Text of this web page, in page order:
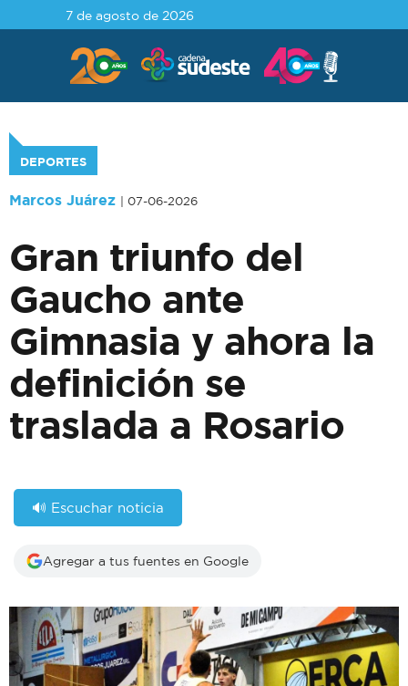
7 de agosto de 2026
DEPORTES
Marcos Juárez | 07-06-2026
Gran triunfo del
Gaucho ante
Gimnasia y ahora la
definición se
traslada a Rosario
🔊 Escuchar noticia
Agregar a tus fuentes en Google